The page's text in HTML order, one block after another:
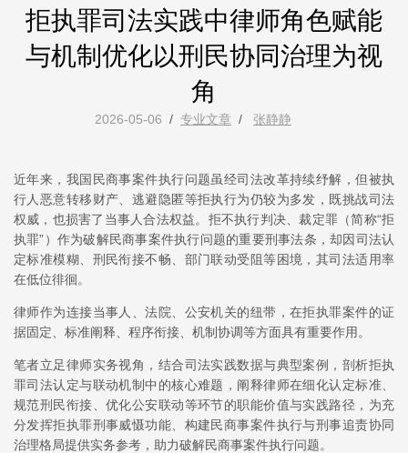
拒执罪司法实践中律师角色赋能
与机制优化以刑民协同治理为视
角
2026-05-06 / 专业文章 / 张静静
近年来，我国民商事案件执行问题虽经司法改革持续纾解，但被执
行人恶意转移财产、逃避隐匿等拒执行为仍较为多发，既挑战司法
权威，也损害了当事人合法权益。拒不执行判决、裁定罪（简称“拒
执罪”）作为破解民商事案件执行问题的重要刑事法条，却因司法认
定标准模糊、刑民衔接不畅、部门联动受阻等困境，其司法适用率
在低位徘徊。
律师作为连接当事人、法院、公安机关的纽带，在拒执罪案件的证
据固定、标准阐释、程序衔接、机制协调等方面具有重要作用。
笔者立足律师实务视角，结合司法实践数据与典型案例，剖析拒执
罪司法认定与联动机制中的核心难题，阐释律师在细化认定标准、
规范刑民衔接、优化公安联动等环节的职能价值与实践路径，为充
分发挥拒执罪刑事威慑功能、构建民商事案件执行与刑事追责协同
治理格局提供实务参考，助力破解民商事案件执行问题。